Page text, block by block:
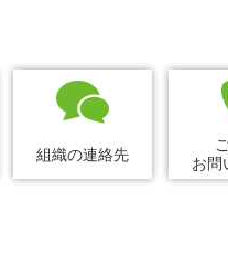
組織の連絡先
お問